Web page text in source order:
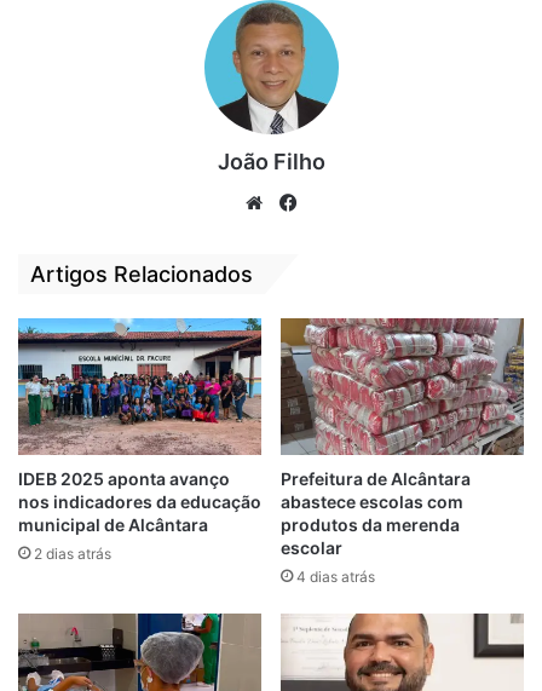
trabalhos no Cujupe e destacou o
compromisso com as comunidades
alcantarenses. “Recentemente
recuperamos a estrada vicinal que liga a
comunidade. Já reformamos e equipamos a
UBS, que funciona plenamente. Em breve
vamos iniciar a reforma da Escola e ampliar
povoado”, disse o prefeito.
João Filho
We
Artigos Relacionados
IDEB 2025 aponta avanço
nos indicadores da educação
municipal de Alcântara
2 dias atrás
Prefeitura de Alcântara
abastece escolas com
produtos da merenda
escolar
4 dias atrás